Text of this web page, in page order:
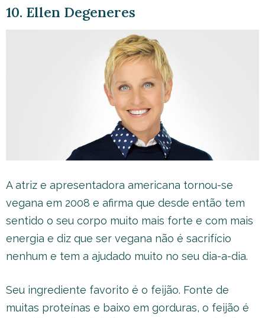
10. Ellen Degeneres
A atriz e apresentadora americana tornou-se
vegana em 2008 e afirma que desde então tem
sentido o seu corpo muito mais forte e com mais
energia e diz que ser vegana não é sacrifício
nenhum e tem a ajudado muito no seu dia-a-dia.
Seu ingrediente favorito é o feijão. Fonte de
muitas proteínas e baixo em gorduras, o feijão é